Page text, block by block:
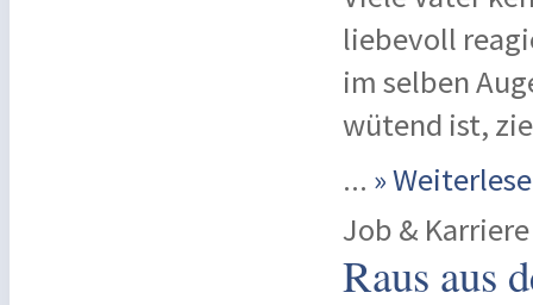
liebevoll
im selben
wütend ist,
... »
Job & Karriere
Raus aus